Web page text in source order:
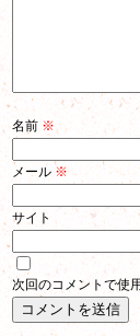
名前 ※
メール ※
サイト
次回のコメントで使